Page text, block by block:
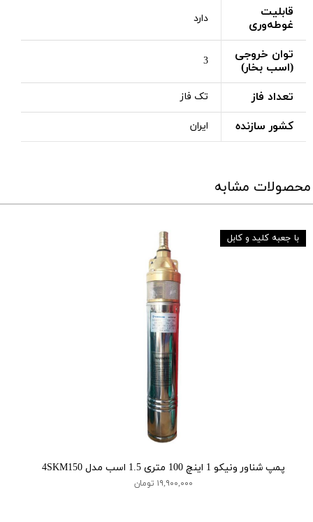
قابلیت
غوطه‌وری
دارد
توان خروجی
(اسب بخار)
3
تعداد فاز تک فاز
کشور سازنده ایران
محصولات مشابه
پمپ شناور ونیکو 1 اینچ 100 متری 1.5 اسب مدل 4SKM150
۱۹,۹۰۰,۰۰۰ تومان
با جعبه کلید و کابل